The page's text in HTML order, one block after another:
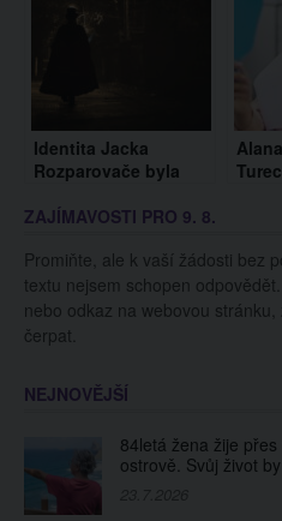
Identita Jacka
Rozparovače byla
Testy DNA ukázaly na
přistěhovalce
ZAJÍMAVOSTI PRO 9. 8.
Promiňte, ale k vaší žádosti bez
textu nejsem schopen
nebo odkaz na webovou
čerpat.
NEJNOVĚJŠÍ
84letá žena žije
ostrově. Svůj život